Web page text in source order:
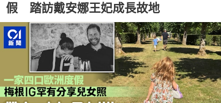
假 踏訪戴安娜王妃成長故地